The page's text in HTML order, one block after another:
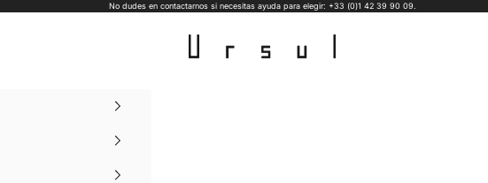
No dudes en contactarnos si necesitas ayuda para elegir: +33 (0)1 42 39 90 09.
Ursul Paris